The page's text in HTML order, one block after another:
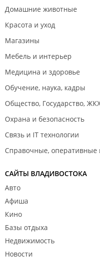
Домашние животные
Красота и уход
Магазины
Мебель и интерьер
Медицина и здоровье
Обучение, наука, кадры
Общество, Государство,
Охрана и безопасность
Связь и IT технологии
Справочные, оперативные
САЙТЫ ВЛАДИВОСТОКА
Авто
Афиша
Кино
Базы отдыха
Недвижимость
Новости